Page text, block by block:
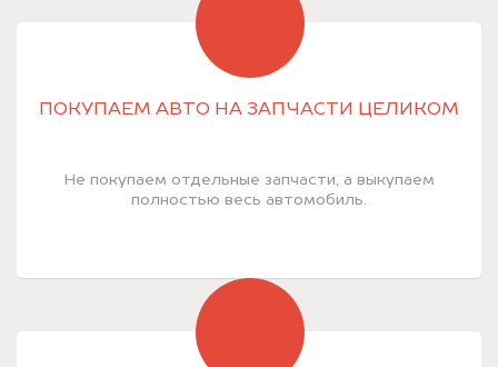
ПОКУПАЕМ АВТО НА ЗАПЧАСТИ ЦЕЛИКОМ
Не покупаем отдельные запчасти, а выкупаем
полностью весь автомобиль.